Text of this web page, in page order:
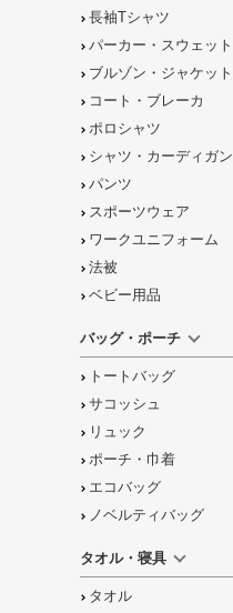
長袖Tシャツ
パーカー・スウェット
ブルゾン・ジャケット
コート・ブレーカ
ポロシャツ
シャツ・カーディガン
パンツ
スポーツウェア
ワークユニフォーム
法被
ベビー用品
バッグ・ポーチ
トートバッグ
サコッシュ
リュック
ポーチ・巾着
エコバッグ
ノベルティバッグ
タオル・寝具
タオル